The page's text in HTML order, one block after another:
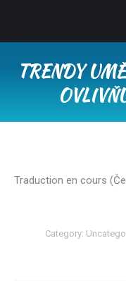
TRENDY
Traduction en cours
Category: